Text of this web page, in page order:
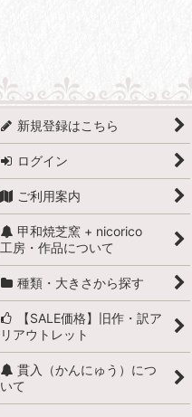
新規登録はこちら
ログイン
ご利用案内
甲和焼芝窯 + nicorico
工房・作品について
種類・大きさから探す
【SALE価格】旧作・訳ア
リアウトレット
貫入（かんにゅう）につ
いて